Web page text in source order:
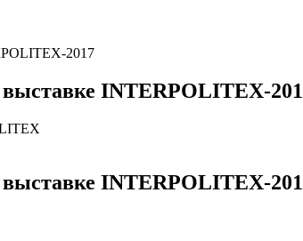
2017
INTERPOLITEX-
INTERPOLITEX-